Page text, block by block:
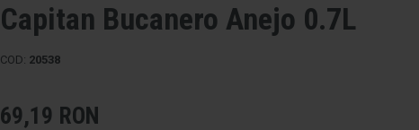
Capitan Bucanero Anejo 0.7L
COD: 20538
69,19 RON